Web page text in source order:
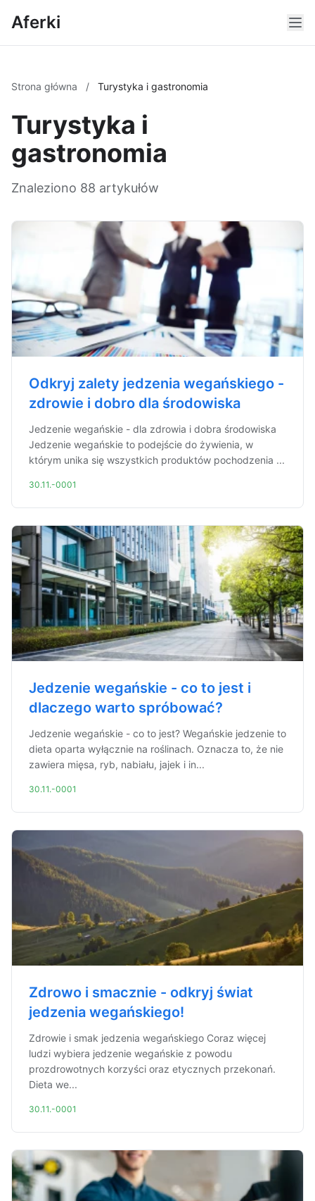
Aferki
Strona główna / Turystyka i gastronomia
Turystyka i
gastronomia
Znaleziono 88 artykułów
Odkryj zalety jedzenia wegańskiego -
zdrowie i dobro dla środowiska
Jedzenie wegańskie - dla zdrowia i dobra środowiska
Jedzenie wegańskie to podejście do żywienia, w
którym unika się wszystkich produktów pochodzenia ...
30.11.-0001
Jedzenie wegańskie - co to jest i
dlaczego warto spróbować?
Jedzenie wegańskie - co to jest? Wegańskie jedzenie to
dieta oparta wyłącznie na roślinach. Oznacza to, że nie
zawiera mięsa, ryb, nabiału, jajek i in...
30.11.-0001
Zdrowo i smacznie - odkryj świat
jedzenia wegańskiego!
Zdrowie i smak jedzenia wegańskiego Coraz więcej
ludzi wybiera jedzenie wegańskie z powodu
prozdrowotnych korzyści oraz etycznych przekonań.
Dieta we...
30.11.-0001